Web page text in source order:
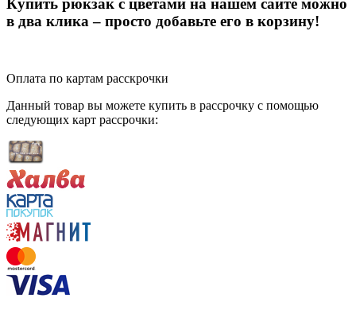
в два клика – просто добавьте его в корзину!
Оплата по картам расскрочки
Данный товар вы можете купить в рассрочку с помощью
следующих карт рассрочки: